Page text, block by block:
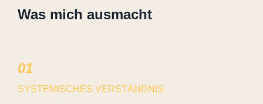
Was mich ausmacht
01
SYSTEMISCHES VERSTÄNDNIS